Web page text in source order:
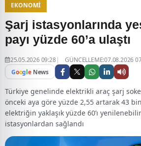
EKONOMI
Şarj istasyonlarında
payı yüzde 60’a ulaştı
25.05.2026 09:28
GÜNCELLEME:07.08.2026
Google News
Türkiye genelinde elektrikli araç şarj
önceki aya göre yüzde 2,55 artarak 43
elektriğin yaklaşık yüzde 60’ı
istasyonlardan sağlandı